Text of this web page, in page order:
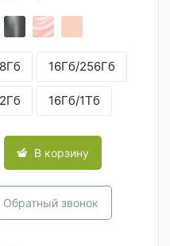
16Гб/256Гб
16Гб/1Тб
В корзину
Обратный звонок